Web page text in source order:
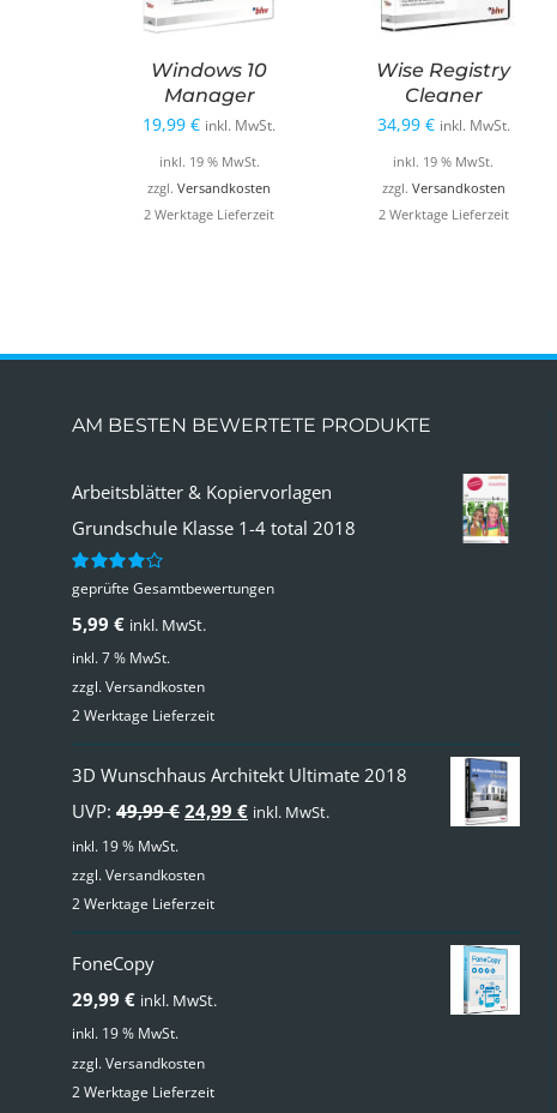
Windows 10
Manager
19,99€ inkl. MwSt.
inkl. 19 % MwSt.
zzgl.Versandkosten
2 Werktage Lieferzeit
Wise Registry
Cleaner
34,99 € inkl. MwSt.
inkl. 19 % MwSt.
zzgl. Versandkosten
2 Werktage Lieferzeit
AM BESTEN BEWERTETE PRODUKTE
Arbeitsblätter & Kopiervorlagen
Grundschule Klasse 1-4 total 2018
Bewertet
von 5
geprüfte Gesamtbewertungen
5,99 € inkl. MwSt.
inkl. 7 % MwSt.
zzgl.Versandkosten
2 Werktage Lieferzeit
3D Wunschhaus Architekt Ultimate 2018
UVP: 49,99€ Ursprünglicher
war:
24,99 €Aktueller
inkl. MwSt.
inkl. 19 % MwSt.
zzgl.Versandkosten
2 Werktage Lieferzeit
FoneCopy
29,99 € inkl. MwSt.
inkl. 19 % MwSt.
zzgl.Versandkosten
2 Werktage Lieferzeit